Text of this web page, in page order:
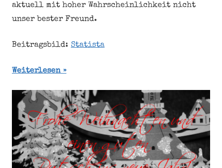
aktuell mit hoher Wahrscheinlichkeit nicht
unser bester Freund.
Beitragsbild: Statista
Weiterlesen